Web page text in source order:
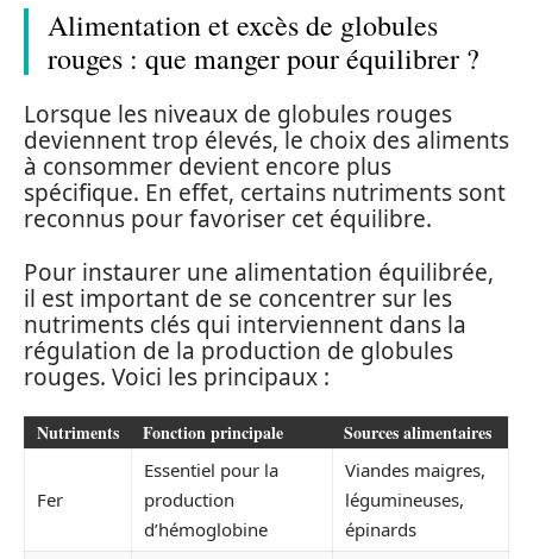
Alimentation et excès de globules
rouges : que manger pour équilibrer ?
Lorsque les niveaux de globules rouges
deviennent trop élevés, le choix des aliments
à consommer devient encore plus
spécifique. En effet, certains nutriments sont
reconnus pour favoriser cet équilibre.
Pour instaurer une alimentation équilibrée,
il est important de se concentrer sur les
nutriments clés qui interviennent dans la
régulation de la production de globules
rouges. Voici les principaux :
Nutriments Fonction principale Sources alimentaires
Fer
Essentiel pour la
production
d’hémoglobine
Viandes maigres,
légumineuses,
épinards